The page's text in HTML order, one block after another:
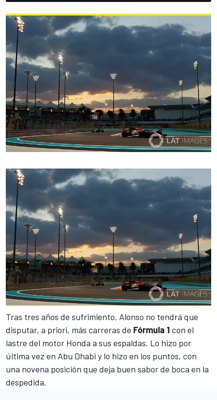
Tras tres años de sufrimiento, Alonso no tendrá que
disputar, a priori, más carreras de Fórmula 1 con el
lastre del motor Honda a sus espaldas. Lo hizo por
última vez en Abu Dhabi y lo hizo en los puntos, con
una novena posición que deja buen sabor de boca en la
despedida.